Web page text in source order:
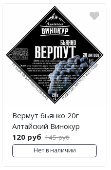
Вермут бьянко 20г
Алтайский Винокур
120 руб 145 руб
Нет в наличии